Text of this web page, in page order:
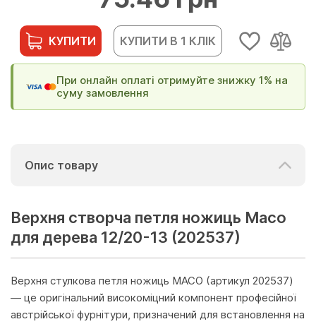
КУПИТИ КУПИТИ В 1 КЛІК
При онлайн оплаті отримуйте знижку 1% на
суму замовлення
Опис товару
Верхня створча петля ножиць Масо
для дерева 12/20-13 (202537)
Верхня стулкова петля ножиць MACO (артикул 202537)
— це оригінальний високоміцний компонент професійної
австрійської фурнітури, призначений для встановлення на